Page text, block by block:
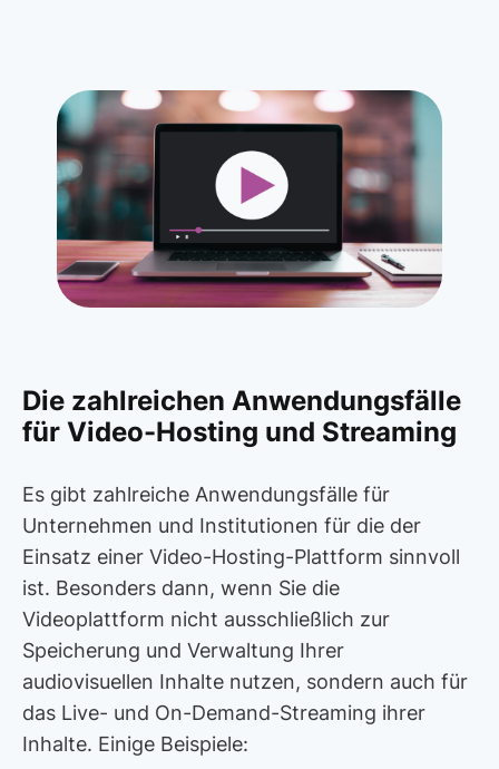
Die zahlreichen Anwendungsfälle
für Video-Hosting und Streaming
Es gibt zahlreiche Anwendungsfälle für
Unternehmen und Institutionen für die der
Einsatz einer Video-Hosting-Plattform sinnvoll
ist. Besonders dann, wenn Sie die
Videoplattform nicht ausschließlich zur
Speicherung und Verwaltung Ihrer
audiovisuellen Inhalte nutzen, sondern auch für
das Live- und On-Demand-Streaming ihrer
Inhalte. Einige Beispiele: